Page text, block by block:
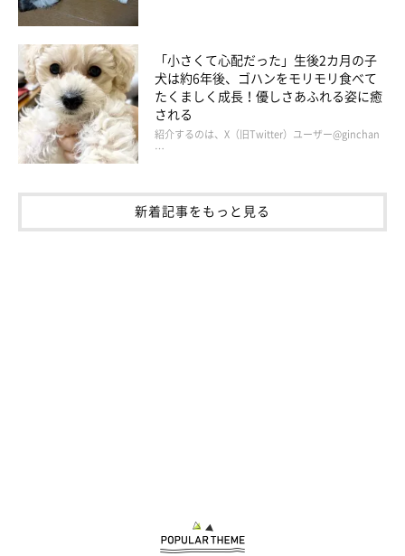
“こんがり”とした茶色のボディが魅力！
また、「コッペパン」という名前に相応しい、“こんがり”とした
「小さくて心配だった」生後2カ月の子
犬は約6年後、ゴハンをモリモリ食べて
たくましく成長！優しさあふれる姿に癒
される
紹介するのは、X（旧Twitter）ユーザー@ginchan
…
新着記事をもっと見る